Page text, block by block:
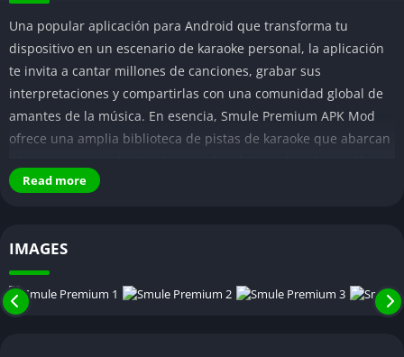
Una popular aplicación para Android que transforma tu
dispositivo en un escenario de karaoke personal, la aplicación
te invita a cantar millones de canciones, grabar sus
interpretaciones y compartirlas con una comunidad global de
amantes de la música. En esencia, Smule Premium APK Mod
ofrece una amplia biblioteca de pistas de karaoke que abarcan
y el hip-hop.
✅Descargar Spotify Premium (GRATIS)
Read more
IMAGES